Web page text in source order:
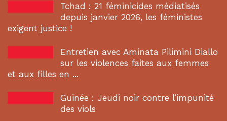
Tchad : 21 féminicides médiatisés
depuis janvier 2026, les féministes
exigent justice !
Entretien avec Aminata Pilimini Diallo
sur les violences faites aux femmes
et aux filles en ...
Guinée : Jeudi noir contre l’impunité
des viols